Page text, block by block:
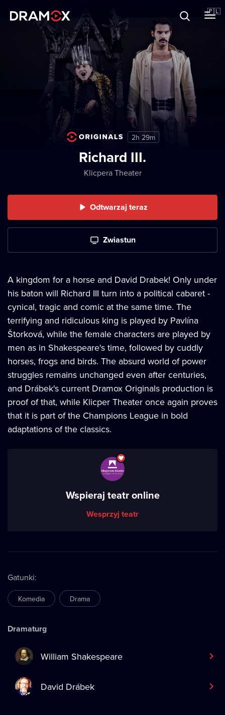
🇵🇱
Karty podarunkowe
Zarejestruj się
2h 29m
Richard III.
Klicpera Theater
Odtwarzaj teraz
Zwiastun
A kingdom for a horse and David Drabek! Only under
his baton will Richard III turn into a political cabaret -
cynical, tragic and comic at the same time. The
terrifying and ridiculous king is played by Pavlína
Štorková, while the female characters are played by
men as in Shakespeare's time, followed by cuddly
horses, frogs and birds. The absurd world of power
struggles remains unchanged even after centuries,
and Drábek's current Dramox Originals production is
proof of that, while Klicper Theater once again proves
that it is part of the Champions League in bold
adaptations of the classics.
Wspieraj teatr online
Wesprzyj teatr
Gatunki:
Komedia Drama
Dramaturg
William Shakespeare
David Drábek